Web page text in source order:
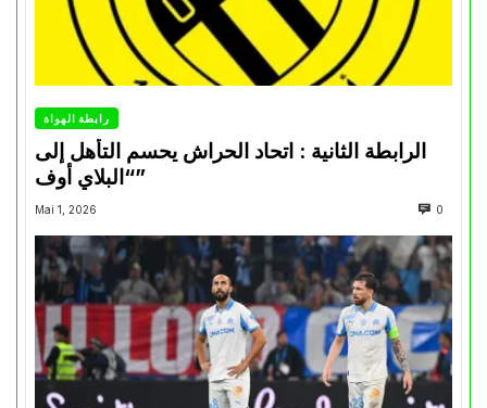
رابطة الهواة
الرابطة الثانية : اتحاد الحراش يحسم التأهل إلى
“البلاي أوف”
Mai 1, 2026 0